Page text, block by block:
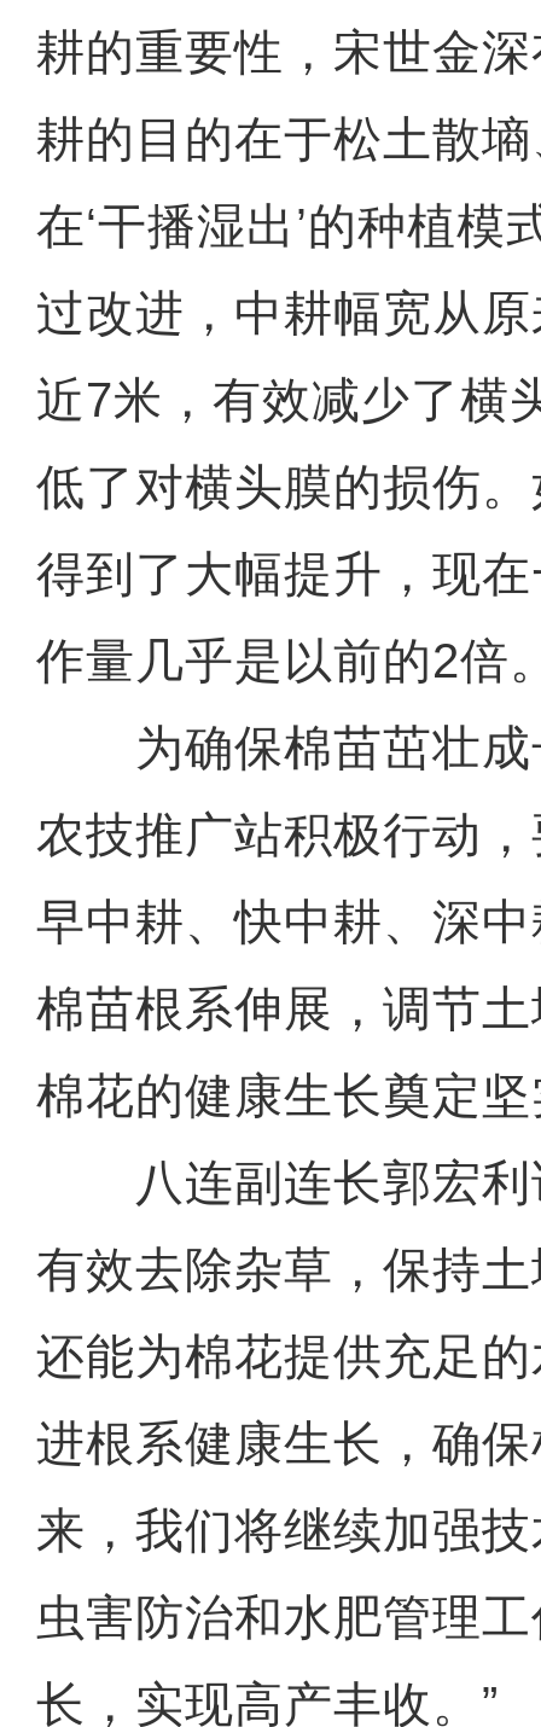
耕的重要性，宋世金
耕的目的在于松土散
在‘干播湿出’的种植模
过改进，中耕幅宽从
近7米，有效减少了横
低了对横头膜的损伤
得到了大幅提升，现
作量几乎是以前的2倍
为确保棉苗茁壮成
农技推广站积极行动
早中耕、快中耕、深
棉苗根系伸展，调节
棉花的健康生长奠定
八连副连长郭宏利
有效去除杂草，保持
还能为棉花提供充足
进根系健康生长，确
来，我们将继续加强
虫害防治和水肥管理
长，实现高产丰收。”